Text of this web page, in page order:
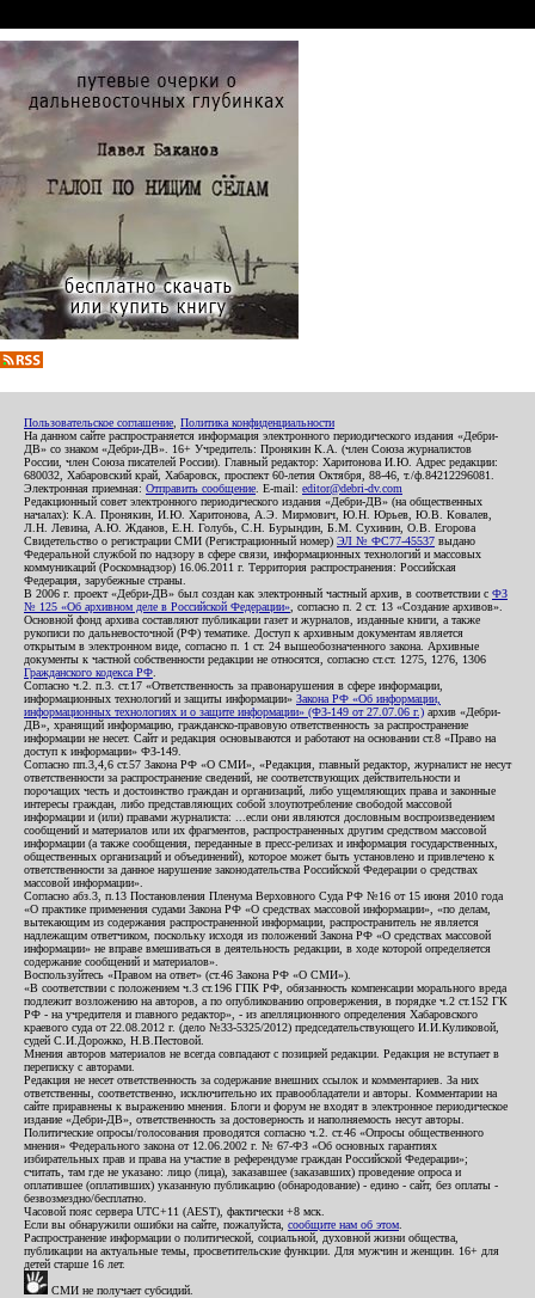
Пользовательское соглашение Политика конфиденциальности
На данном сайте распространяется информация электронного периодического издания «Дебри-
ДВ» со знаком «Дебри-ДВ». 16+ Учредитель: Пронякин К.А. (член Союза журналистов
России, член Союза писателей России). Главный редактор: Харитонова И.Ю. Адрес редакции:
680032, Хабаровский край, Хабаровск, проспект 60-летия Октября, 88-46, т./ф.84212296081.
Электронная приемная: Отправить сообщение . E-mail: editor@debri-dv.com
Редакционный совет электронного периодического издания «Дебри-ДВ» (на общественных
началах): К.А. Пронякин, И.Ю. Харитонова, А.Э. Мирмович, Ю.Н. Юрьев, Ю.В. Ковалев,
Л.Н. Левина, А.Ю. Жданов, Е.Н. Голубь, С.Н. Бурындин, Б.М. Сухинин, О.В. Егорова
Свидетельство о регистрации СМИ (Регистрационный номер) ЭЛ № ФС77-45537 выдано
Федеральной службой по надзору в сфере связи, информационных технологий и массовых
коммуникаций (Роскомнадзор) 16.06.2011 г. Территория распространения: Российская
Федерация, зарубежные страны.
В 2006 г. проект «Дебри-ДВ» был создан как электронный частный архив, в соответствии с ФЗ
№ 125 «Об архивном деле в Российской Федерации» , согласно п. 2 ст. 13 «Создание архивов».
Основной фонд архива составляют публикации газет и журналов, изданные книги, а также
рукописи по дальневосточной (РФ) тематике. Доступ к архивным документам является
открытым в электронном виде, согласно п. 1 ст. 24 вышеобозначенного закона. Архивные
документы к частной собственности редакции не относятся, согласно ст.ст. 1275, 1276, 1306
Гражданского кодекса РФ
Согласно ч.2. п.3. ст.17 «Ответственность за правонарушения в сфере информации,
информационных технологий и защиты информации» Закона РФ «Об информации,
информационных технологиях и о защите информации» (ФЗ-149 от 27.07.06 г.) архив «Дебри-
ДВ», хранящий информацию, гражданско-правовую ответственность за распространение
информации не несет. Сайт и редакция основываются и работают на основании ст.8 «Право на
доступ к информации» ФЗ-149.
Согласно пп.3,4,6 ст.57 Закона РФ «О СМИ», «Редакция, главный редактор, журналист не несут
ответственности за распространение сведений, не соответствующих действительности и
порочащих честь и достоинство граждан и организаций, либо ущемляющих права и законные
интересы граждан, либо представляющих собой злоупотребление свободой массовой
информации и (или) правами журналиста: ...если они являются дословным воспроизведением
сообщений и материалов или их фрагментов, распространенных другим средством массовой
информации (а также сообщения, переданные в пресс-релизах и информация государственных,
общественных организаций и объединений), которое может быть установлено и привлечено к
ответственности за данное нарушение законодательства Российской Федерации о средствах
массовой информации».
Согласно абз.3, п.13 Постановления Пленума Верховного Суда РФ №16 от 15 июня 2010 года
«О практике применения судами Закона РФ «О средствах массовой информации», «по делам,
вытекающим из содержания распространенной информации, распространитель не является
надлежащим ответчиком, поскольку исходя из положений Закона РФ «О средствах массовой
информации» не вправе вмешиваться в деятельность редакции, в ходе которой определяется
содержание сообщений и материалов».
Воспользуйтесь «Правом на ответ» (ст.46 Закона РФ «О СМИ»).
«В соответствии с положением ч.3 ст.196 ГПК РФ, обязанность компенсации морального вреда
подлежит возложению на авторов, а по опубликованию опровержения, в порядке ч.2 ст.152 ГК
РФ - на учредителя и главного редактор», - из апелляционного определения Хабаровского
краевого суда от 22.08.2012 г. (дело №33-5325/2012) председательствующего И.И.Куликовой,
судей С.И.Дорожко, Н.В.Пестовой.
Мнения авторов материалов не всегда совпадают с позицией редакции. Редакция не вступает в
переписку с авторами.
Редакция не несет ответственность за содержание внешних ссылок и комментариев. За них
ответственны, соответственно, исключительно их правообладатели и авторы. Комментарии на
сайте приравнены к выражению мнения. Блоги и форум не входят в электронное периодическое
издание «Дебри-ДВ», ответственность за достоверность и наполняемость несут авторы.
Политические опросы/голосования проводятся согласно ч.2. ст.46 «Опросы общественного
мнения» Федерального закона от 12.06.2002 г. № 67-ФЗ «Об основных гарантиях
избирательных прав и права на участие в референдуме граждан Российской Федерации»;
считать, там где не указано: лицо (лица), заказавшее (заказавших) проведение опроса и
оплатившее (оплативших) указанную публикацию (обнародование) - едино - сайт, без оплаты -
безвозмездно/бесплатно.
Часовой пояс сервера UTC+11 (AEST), фактически +8 мск.
Если вы обнаружили ошибки на сайте, пожалуйста, сообщите нам об этом
Распространение информации о политической, социальной, духовной жизни общества,
публикации на актуальные темы, просветительские функции. Для мужчин и женщин. 16+ для
детей старше 16 лет.
СМИ не получает субсидий.